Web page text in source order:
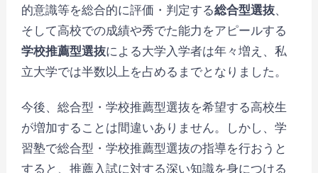
的意識等を総合的に評価・判定する総合型選抜、
そして高校での成績や秀でた能力をアピールする
学校推薦型選抜による大学入学者は年々増え、私
立大学では半数以上を占めるまでとなりました。
今後、総合型・学校推薦型選抜を希望する高校生
が増加することは間違いありません。しかし、学
習塾で総合型・学校推薦型選抜の指導を行おうと
すると、推薦入試に対する深い知識を身につける